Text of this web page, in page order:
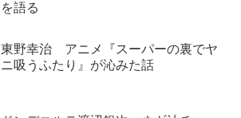
を語る
東野幸治 アニメ『スーパーの裏でヤ
ニ吸うふたり』が沁みた話